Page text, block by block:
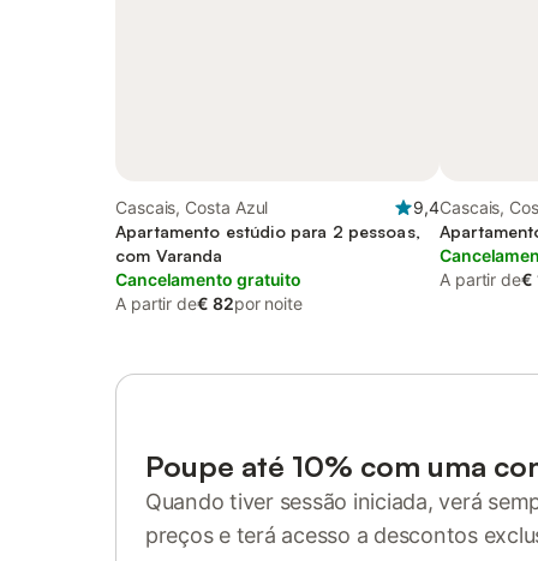
Cascais, Costa Azul
9,4
Apartamento estúdio para 2 pessoas,
com Varanda
Cancelamento gratuito
A partir de€ 82por noite
Cascais,
A partir de€
Poupe até 10% com uma
Quando tiver sessão iniciada, verá
preços e terá acesso a descontos